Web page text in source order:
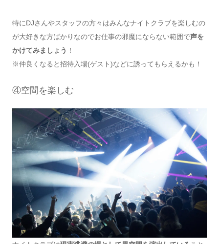
特にDJさんやスタッフの方々はみんなナイトクラブを楽しむの
が大好きな方ばかりなのでお仕事の邪魔にならない範囲で声を
かけてみましょう ！
※仲良くなると招待入場(ゲスト)などに誘ってもらえるかも！
④空間を楽しむ